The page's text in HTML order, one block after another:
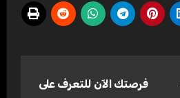
فرصتك الآن للتعرف على